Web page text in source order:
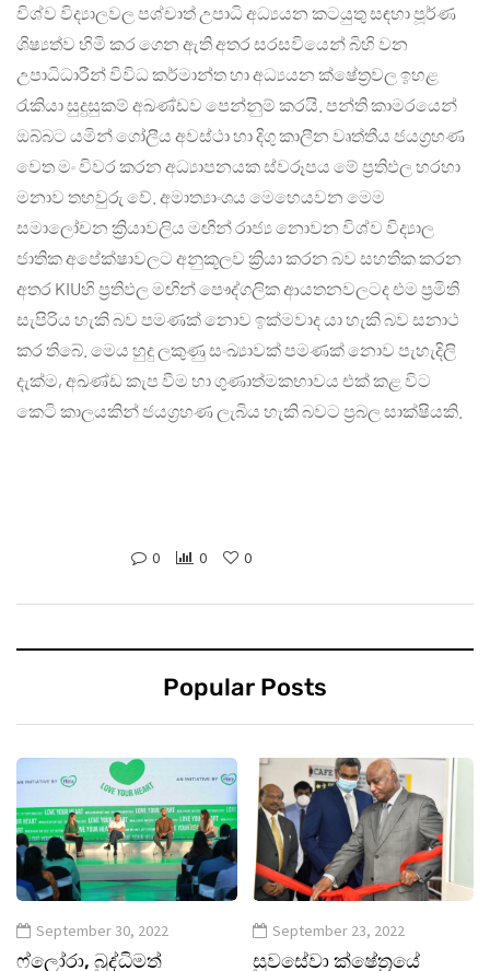
විශ්ව විද්‍යාලවල පශ්චාත් උපාධි අධ්‍යයන කටයුතු සඳහා පූර්ණ
ශිෂ්‍යත්ව හිමි කර ගෙන ඇති අතර සරසවියෙන් බිහි වන
උපාධිධාරීන් විවිධ කර්මාන්ත හා අධ්‍යයන ක්ෂේත්‍රවල ඉහළ
රැකියා සුදුසුකම් අඛණ්ඩව පෙන්නුම් කරයි. පන්ති කාමරයෙන්
ඔබ්බට යමින් ගෝලීය අවස්ථා හා දිගු කාලීන වෘත්තීය ජයග්‍රහණ
වෙත මං විවර කරන අධ්‍යාපනයක ස්වරූපය මේ ප්‍රතිඵල හරහා
මනාව තහවුරු වේ. අමාත්‍යාංශය මෙහෙයවන මෙම
සමාලෝචන ක්‍රියාවලිය මඟින් රාජ්‍ය නොවන විශ්ව විද්‍යාල
ජාතික අපේක්ෂාවලට අනුකූලව ක්‍රියා කරන බව සහතික කරන
අතර KIUහි ප්‍රතිඵල මඟින් පෞද්ගලික ආයතනවලටද එම ප්‍රමිති
සැපිරිය හැකි බව පමණක් නොව ඉක්මවාද යා හැකි බව සනාථ
කර තිබේ. මෙය හුදු ලකුණු සංඛ්‍යාවක් පමණක් නොව පැහැදිලි
දැක්ම, අඛණ්ඩ කැප වීම හා ගුණාත්මකභාවය එක් කළ විට
කෙටි කාලයකින් ජයග්‍රහණ ලැබිය හැකි බවට ප්‍රබල සාක්ෂියකි.
0 0 0
Popular Posts
September 30, 2022
ෆ්ලෝරා, බුද්ධිමත්
September 23, 2022
සුවසේවා ක්ෂේත්‍රයේ